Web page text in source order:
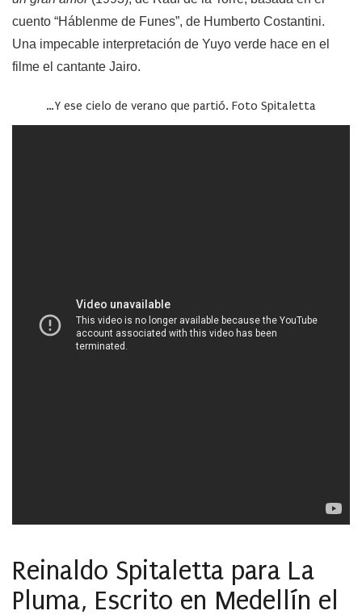
cuento “Háblenme de Funes”, de Humberto Costantini.
Una impecable interpretación de Yuyo verde hace en el
filme el cantante Jairo.
…Y ese cielo de verano que partió. Foto Spitaletta
Reinaldo Spitaletta para La
Pluma, Escrito en Medellín el